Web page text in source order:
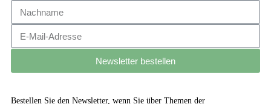
Newsletter bestellen
Bestellen Sie den Newsletter, wenn Sie über Themen der